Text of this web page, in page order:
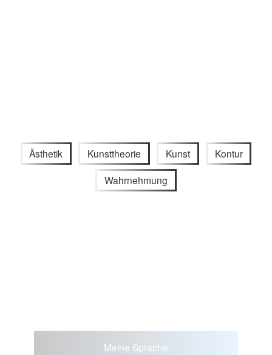
Ästhetik Kunsttheorie Kunst Kontur
Wahrnehmung
Meine Sprache